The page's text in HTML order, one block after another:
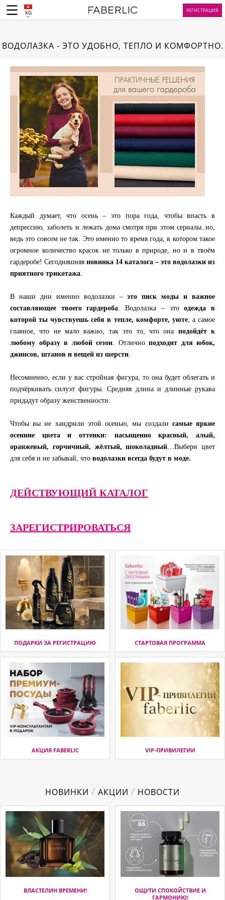
KG РЕГИСТРАЦИЯ
ВОДОЛАЗКА - ЭТО УДОБНО, ТЕПЛО И КОМФОРТНО.
Каждый думает, что осень – это пора года, чтобы впасть в
депрессию, заболеть и лежать дома смотря при этом сериалы..но,
ведь это совсем не так. Это именно то время года, в котором такое
огромное количество красок не только в природе, но и в твоём
гардеробе! Сегодняшняя новинка 14 каталога – это водолазки из
приятного трикотажа
В наши дни именно водолазки –это писк моды и важное
составляющее твоего гардероба . Водолазка – этоодежда в
которой ты чувствуешь себя в тепле, комфорте, уюте, а самое
главное, что не мало важно, так это то, что она подойдёт к
любому образу в любой сезон . Отлично подходит для юбок,
джинсов, штанов и вещей из шерсти
Несомненно, если у вас стройная фигура, то она будет облегать и
подчёркивать силуэт фигуры. Средняя длина и длинные рукава
придадут образу женственности.
Чтобы вы не хандрили этой осенью, мы создали самые яркие
осенние цвета и оттенки: насыщенно красный, алый,
оранжевый, горчичный, жёлтый, шоколадный …Выбери цвет
для себя и не забывай, что водолазки всегда будут в моде.
ДЕЙСТВУЮЩИЙ КАТАЛОГ
ЗАРЕГИСТРИРОВАТЬСЯ
ПОДАРКИ ЗА РЕГИСТРАЦИЮ СТАРТОВАЯ ПРОГРАММА
АКЦИЯ FABERLIC VIP-ПРИВИЛЕГИИ
НОВИНКИ / АКЦИИ / НОВОСТИ
ВЛАСТЕЛИН ВРЕМЕНИ!
ОЩУТИ СПОКОЙСТВИЕ И
ГАРМОНИЮ!